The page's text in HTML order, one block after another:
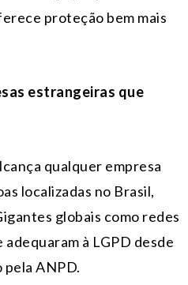
proteção bem mais
estrangeiras que
qualquer empresa
localizadas no Brasil,
globais como redes
à LGPD desde
pela ANPD.